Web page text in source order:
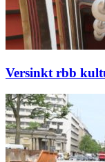
Versinkt rbb